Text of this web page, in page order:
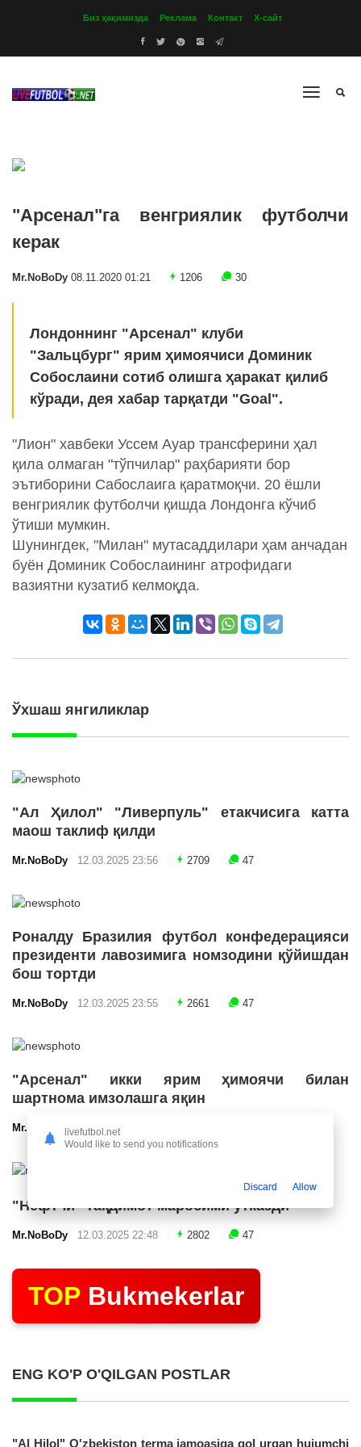
Биз ҳақимизда Реклама Контакт Х-сайт
"Арсенал"га венгриялик футболчи
керак
Mr.NoBoDy 08.11.2020 01:21 1206 30
Лондоннинг "Арсенал" клуби
"Зальцбург" ярим ҳимоячиси Доминик
Собослаини сотиб олишга ҳаракат қилиб
кўради, дея хабар тарқатди "Goal".
"Лион" хавбеки Уссем Ауар трансферини ҳал
қила олмаган "тўпчилар" раҳбарияти бор
эътиборини Сабослаига қаратмоқчи. 20 ёшли
венгриялик футболчи қишда Лондонга кўчиб
ўтиши мумкин.
Шунингдек, "Милан" мутасаддилари ҳам анчадан
буён Доминик Собослаининг атрофидаги
вазиятни кузатиб келмоқда.
Ўхшаш янгиликлар
"Ал Ҳилол" "Ливерпуль" етакчисига катта
маош таклиф қилди
Mr.NoBoDy 12.03.2025 23:56 2709 47
Роналду Бразилия футбол конфедерацияси
президенти лавозимига номзодини қўйишдан
бош тортди
Mr.NoBoDy 12.03.2025 23:55 2661 47
"Арсенал" икки ярим ҳимоячи билан
шартнома имзолашга яқин
Mr.NoBoDy12.03.2025 23:24
"Нефтчи" тақдимот маросими ўтказди
Mr.NoBoDy 12.03.2025 22:48 2802 47
TOP Bukmekerlar
ENG KO'P O'QILGAN POSTLAR
"Al Hilol" O'zbekiston terma jamoasiga gol urgan hujumchi
livefutbol.net
Would like to send you notifications
Discard Allow